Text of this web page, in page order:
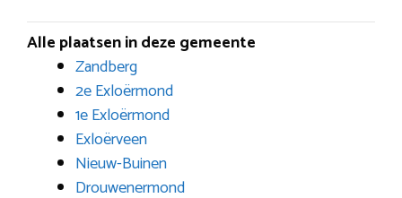
Alle plaatsen in deze gemeente
Zandberg
2e Exloërmond
1e Exloërmond
Exloërveen
Nieuw-Buinen
Drouwenermond